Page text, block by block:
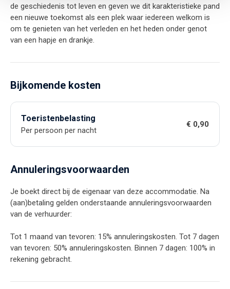
de geschiedenis tot leven en geven we dit karakteristieke pand
een nieuwe toekomst als een plek waar iedereen welkom is
om te genieten van het verleden en het heden onder genot
van een hapje en drankje.
Bijkomende kosten
Toeristenbelasting
Per persoon per nacht
€ 0,90
Annuleringsvoorwaarden
Je boekt direct bij de eigenaar van deze accommodatie. Na
(aan)betaling gelden onderstaande annuleringsvoorwaarden
van de verhuurder:
Tot 1 maand van tevoren: 15% annuleringskosten. Tot 7 dagen
van tevoren: 50% annuleringskosten. Binnen 7 dagen: 100% in
rekening gebracht.